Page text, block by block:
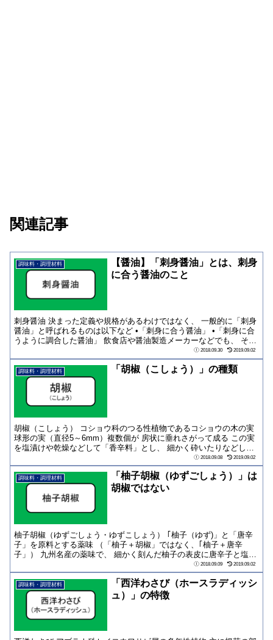
関連記事
調味料・調理材料
【醤油】「刺身醤油」とは、刺身
に合う醤油のこと
刺身醤油 決まった定義や規格があるわけではなく、 一般的に「刺身
醤油」と呼ばれるものは以下など •「刺身に合う醤油」 •「刺身に合
うように調合した醤油」 飲食店や醤油製造メーカーなどでも、 そう
2018.09.30 2019.09.02
調味料・調理材料 「胡椒（こしょう）」の種類
胡椒（こしょう） コショウ科のつる性植物であるコショウの木の実
球形の実（直径5～6mm）複数個が 房状に垂れさがって成る この実
を塩漬けや乾燥などして「香辛料」とし、 細かく砕いたりなどして
2018.09.08 2019.09.02
調味料・調理材料
「柚子胡椒（ゆずごしょう）」は
胡椒ではない
柚子胡椒（ゆずごしょう・ゆずこしょう） ｢柚子（ゆず)」と「唐辛
子」を原料とする薬味 （「柚子＋胡椒」ではなく、｢柚子＋唐辛
子」） 九州名産の薬味で、 細かく刻んだ柚子の表皮に唐辛子と塩を
2018.09.09 2019.09.02
調味料・調理材料
「西洋わさび（ホースラディッシ
ュ）」の特徴